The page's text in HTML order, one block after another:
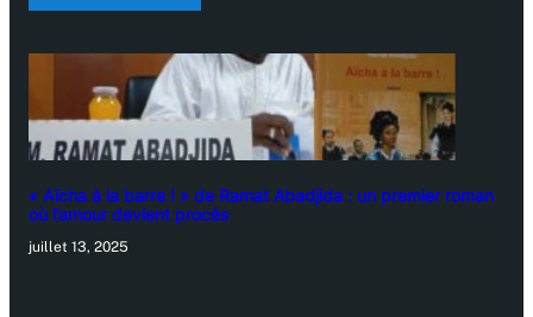
« Aïcha à la barre ! » de Ramat Abadjida : un premier roman
où l’amour devient procès
juillet 13, 2025